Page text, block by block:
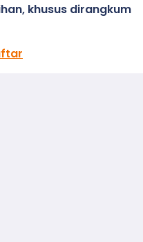
khusus dirangkum